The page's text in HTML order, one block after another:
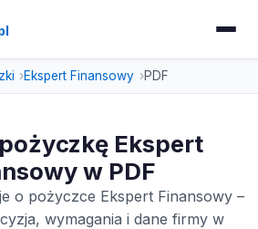
Ekspert Finansowy PDF
Ekspert
w PDF
o pożyczce Ekspert Finansowy –
wymagania i dane firmy w